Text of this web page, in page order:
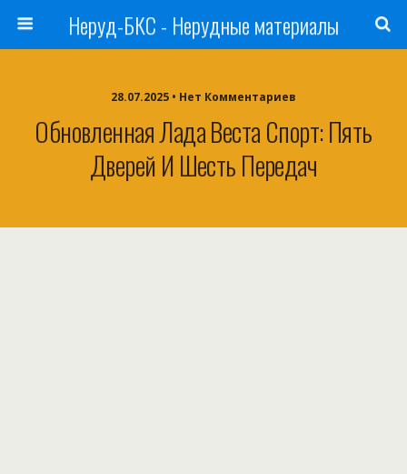
Неруд-БКС - Нерудные материалы
28.07.2025 • Нет Комментариев
Обновленная Лада Веста Спорт: Пять
Дверей И Шесть Передач